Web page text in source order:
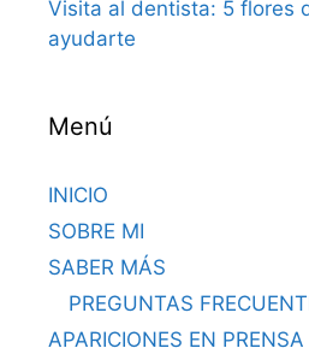
Visita al dentista: 5 flores
ayudarte
Menú
INICIO
SOBRE MI
SABER MÁS
PREGUNTAS
APARICIONES EN PRENSA